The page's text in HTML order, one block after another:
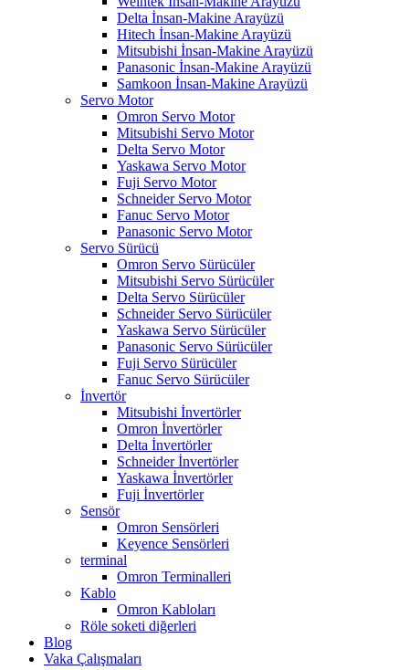
Delta İnsan-Makine Arayüzü
Hitech İnsan-Makine Arayüzü
Mitsubishi İnsan-Makine Arayüzü
Panasonic İnsan-Makine Arayüzü
Samkoon İnsan-Makine Arayüzü
Servo Motor
Omron Servo Motor
Mitsubishi Servo Motor
Delta Servo Motor
Yaskawa Servo Motor
Fuji Servo Motor
Schneider Servo Motor
Fanuc Servo Motor
Panasonic Servo Motor
Servo Sürücü
Omron Servo Sürücüler
Mitsubishi Servo Sürücüler
Delta Servo Sürücüler
Schneider Servo Sürücüler
Yaskawa Servo Sürücüler
Panasonic Servo Sürücüler
Fuji Servo Sürücüler
Fanuc Servo Sürücüler
İnvertör
Mitsubishi İnvertörler
Omron İnvertörler
Delta İnvertörler
Schneider İnvertörler
Yaskawa İnvertörler
Fuji İnvertörler
Sensör
Omron Sensörleri
Keyence Sensörleri
terminal
Omron Terminalleri
Kablo
Omron Kabloları
Röle soketi diğerleri
Blog
Vaka Çalışmaları